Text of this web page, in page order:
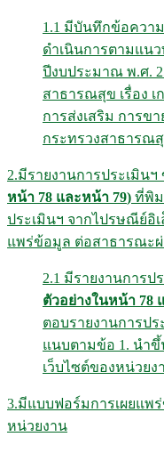
1.1 มีบันทึกข้อควา
ดำเนินการตามแน
ปีงบประมาณ พ.ศ.
สาธารณสุข เรื่อง
การส่งเสริม การข
กระทรวงสาธารณ
2.มีรายงานการประเมิน
หน้า 78 และหน้า 79) ที่พิม
ประเมินฯ จากไปรษณีย์อิ
แพร่ข้อมูล ต่อสาธารณะ
2.1 มีรายงานการป
ตัวอย่างในหน้า 78
ตอบรายงานการป
แนบตามข้อ 1. นำ
เว็บไซต์ของหน่วยง
3.มีแบบฟอร์มการเผยแพ
หน่วยงาน